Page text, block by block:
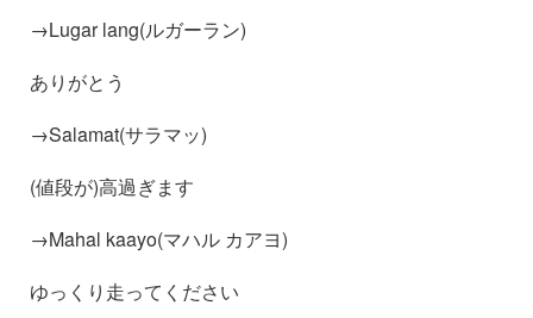
→Lugar lang(ルガーラン)
ありがとう
→Salamat(サラマッ)
(値段が)高過ぎます
→Mahal kaayo(マハル カアヨ)
ゆっくり走ってください